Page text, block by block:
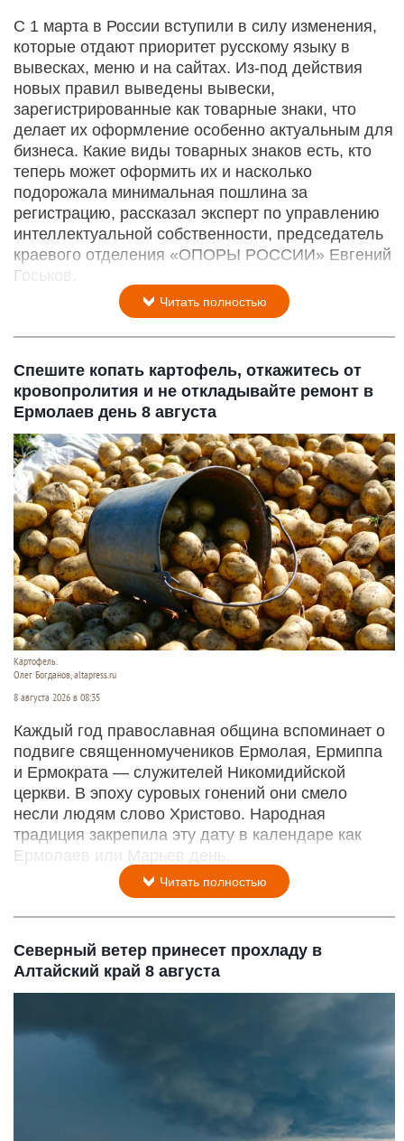
С 1 марта в России вступили в силу изменения,
которые отдают приоритет русскому языку в
вывесках, меню и на сайтах. Из-под действия
новых правил выведены вывески,
зарегистрированные как товарные знаки, что
делает их оформление особенно актуальным для
бизнеса. Какие виды товарных знаков есть, кто
теперь может оформить их и насколько
подорожала минимальная пошлина за
регистрацию, рассказал эксперт по управлению
интеллектуальной собственности, председатель
краевого отделения «ОПОРЫ РОССИИ» Евгений
Госьков.
Читать полностью
Спешите копать картофель, откажитесь от
кровопролития и не откладывайте ремонт в
Ермолаев день 8 августа
Картофель.
Олег Богданов, altapress.ru
8 августа 2026 в 08:35
Каждый год православная община вспоминает о
подвиге священномучеников Ермолая, Ермиппа
и Ермократа — служителей Никомидийской
церкви. В эпоху суровых гонений они смело
несли людям слово Христово. Народная
традиция закрепила эту дату в календаре как
Ермолаев или Марьев день.
Читать полностью
Северный ветер принесет прохладу в
Алтайский край 8 августа